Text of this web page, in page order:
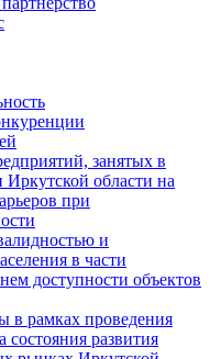
занятых в
области на
при
и
в части
доступности объектов
в рамках проведения
развития